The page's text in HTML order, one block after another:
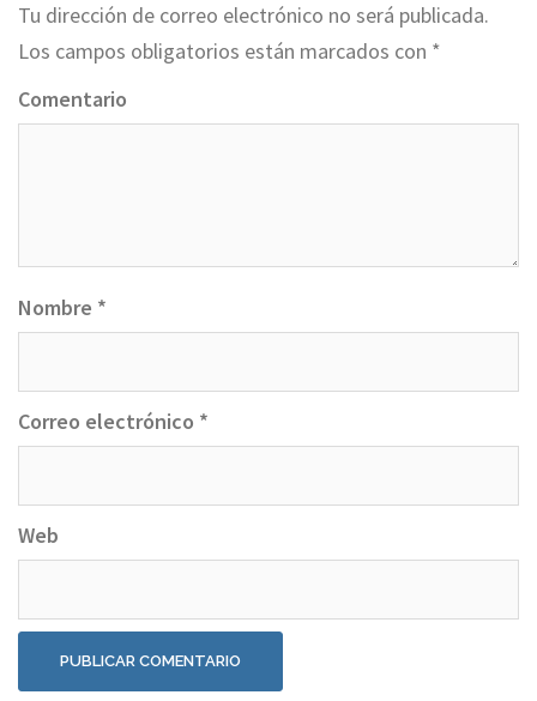
Tu dirección de correo electrónico no será publicada.
Los campos obligatorios están marcados con *
Comentario
Nombre *
Correo electrónico *
Web